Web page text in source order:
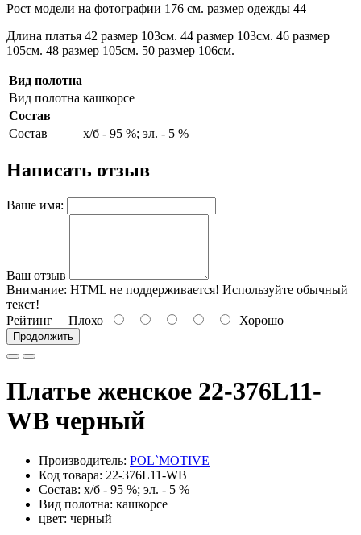
Рост модели на фотографии 176 см. размер одежды 44
Длина платья 42 размер 103см. 44 размер 103см. 46 размер
105см. 48 размер 105см. 50 размер 106см.
Вид полотна
Вид полотна кашкорсе
Состав
Состав
х/б - 95 %; эл. - 5 %
Написать отзыв
Ваше имя:
Ваш отзыв
Внимание: HTML не поддерживается! Используйте обычный
текст!
Рейтинг Плохо Хорошо
Продолжить
Платье женское 22-376L11-
WB черный
Производитель: POL`MOTIVE
Код товара: 22-376L11-WB
Состав: х/б - 95 %; эл. - 5 %
Вид полотна: кашкорсе
цвет: черный